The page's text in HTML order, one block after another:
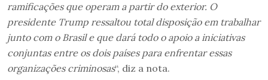
ramificações que operam a partir do exterior. O
presidente Trump ressaltou total disposição em trabalhar
junto com o Brasil e que dará todo o apoio a iniciativas
conjuntas entre os dois países para enfrentar essas
organizações criminosas“, diz a nota.